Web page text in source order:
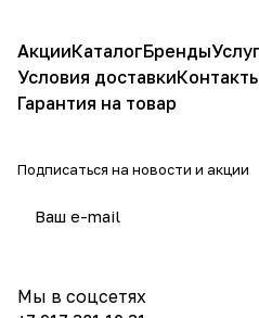
АкцииКаталогБренды
Условия доставки
Гарантия на товар
Подписаться на новости и акции
Мы в соцсетях